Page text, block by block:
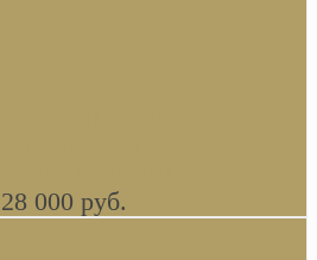
КОМПЛЕКТ санфаянса
В НАЛИЧИИ
000 руб.